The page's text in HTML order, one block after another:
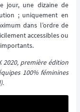
jour, une dizaine de
; uniquement en
dans l’ordre de
accessibles ou
importants.
2020, première édition
100% féminines